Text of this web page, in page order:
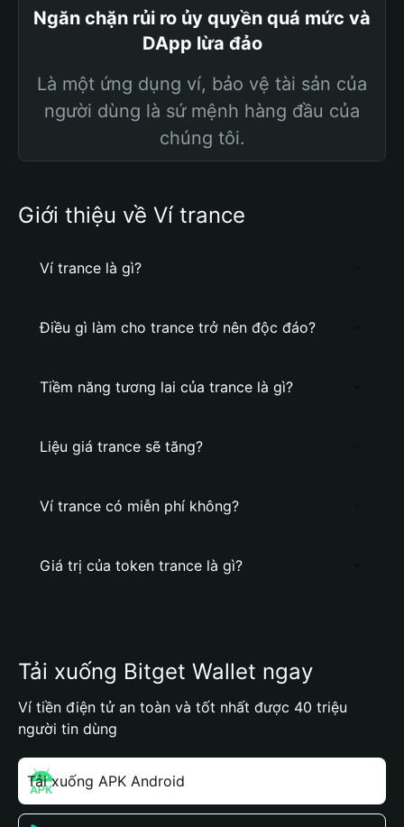
Ngăn chặn rủi ro ủy quyền quá mức và
DApp lừa đảo
Là một ứng dụng ví, bảo vệ tài sản của
người dùng là sứ mệnh hàng đầu của
chúng tôi.
Giới thiệu về Ví trance
Ví trance là gì?
Điều gì làm cho trance trở nên độc đáo?
Tiềm năng tương lai của trance là gì?
Liệu giá trance sẽ tăng?
Ví trance có miễn phí không?
Giá trị của token trance là gì?
Tải xuống Bitget Wallet ngay
Ví tiền điện tử an toàn và tốt nhất được 40 triệu
người tin dùng
Tải xuống APK Android